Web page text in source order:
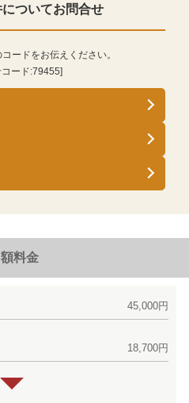
についてお問合せ
ードをお伝えください。
ード:79455]
額料金
45,000円
18,700円